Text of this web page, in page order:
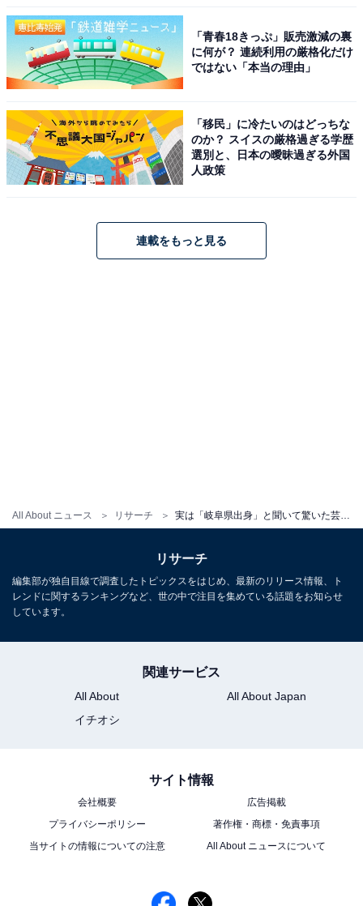
All About ニュース リサーチ
に、岐阜県出身だと知らない人が多かったようです。
回答者からは、「幼少期のプライベートが謎な感じだっ
たので」（50代女性・東京都）、「異世界の雰囲気だか
ら」（30代女性・大阪府）、「謎が多いイメージで、出
身地も知らなかったから」（30代女性・新潟県）などの
意見が寄せられました。
＞次ページ：10位までの全ランキング結果を見る
ング！ 2位「清水ミチコ」を抑え、1位に選ばれ
たのは？
「青春18きっぷ」販売激減の裏
に何が？ 連続利用の厳格化だけ
ではない「本当の理由」
「移民」に冷たいのはどっちな
のか？ スイスの厳格過ぎる学歴
選別と、日本の曖昧過ぎる外国
人政策
連載をもっと見る
リサーチ
編集部が独自目線で調査したトピックスをはじめ、最新のリリース情報、ト
レンドに関するランキングなど、世の中で注目を集めている話題をお知らせ
しています。
関連サービス
All About
All About Japan
イチオシ
サイト情報
会社概要
広告掲載
プライバシーポリシー
著作権・商標・免責事項
当サイトの情報についての注意
All About ニュースについて